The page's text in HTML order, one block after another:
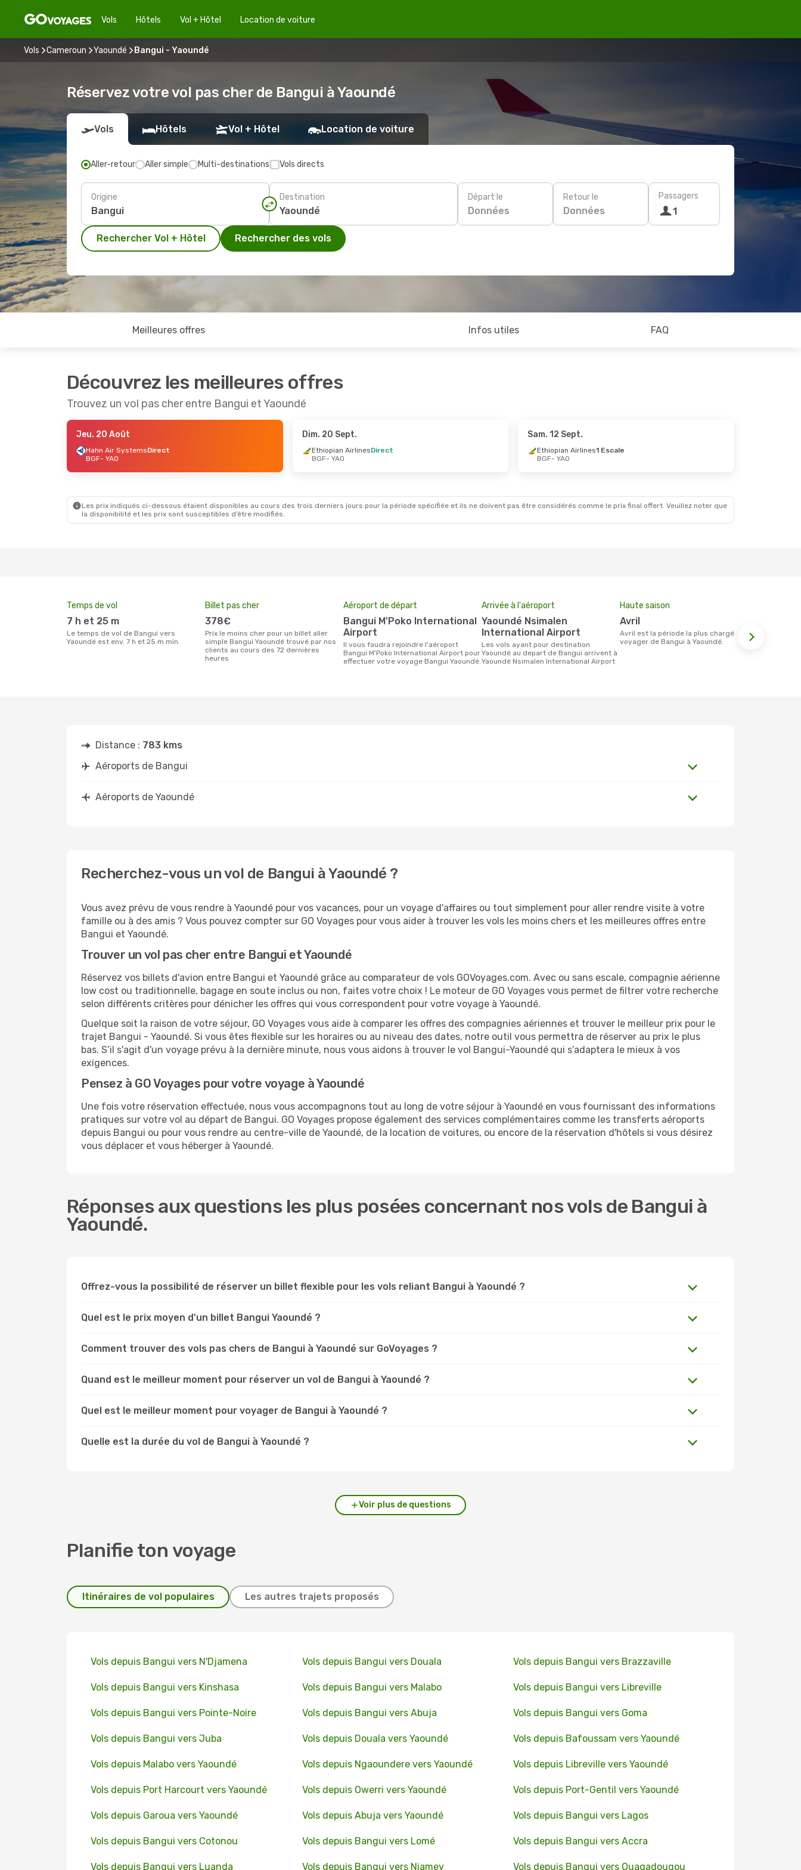
Vols Hôtels Vol + Hôtel Location de voiture
Vols Cameroun Yaoundé Bangui - Yaoundé
Réservez votre vol pas cher de Bangui à Yaoundé
Vols Hôtels Vol + Hôtel Location de voiture
Aller-retour Aller simple Multi-destinations Vols directs
Origine Destination Départ le
Données
Retour le
Données
Passagers
1
Rechercher Vol + Hôtel Rechercher des vols
Meilleures offres Infos utiles FAQ
Découvrez les meilleures offres
Trouvez un vol pas cher entre Bangui et Yaoundé
Jeu. 20 Août
Hahn Air SystemsDirect
BGF- YAO
Dim. 20 Sept.
Ethiopian AirlinesDirect
BGF- YAO
Sam. 12 Sept.
Ethiopian Airlines1 Escale
BGF- YAO
Les prix indiqués ci-dessous étaient disponibles au cours des trois derniers jours pour la période spécifiée et ils ne doivent pas être considérés comme le prix final offert. Veuillez noter que
la disponibilité et les prix sont susceptibles d’être modifiés.
Temps de vol
7 h et 25 m
Le temps de vol de Bangui vers
Yaoundé est env. 7 h et 25 m min.
Billet pas cher
378€
Prix le moins cher pour un billet aller
simple Bangui Yaoundé trouvé par nos
clients au cours des 72 dernières
heures
Aéroport de départ
Bangui M'Poko International
Airport
Il vous faudra rejoindre l'aéroport
Bangui M'Poko International Airport pour
effectuer votre voyage Bangui Yaoundé.
Arrivée à l'aéroport
Yaoundé Nsimalen
International Airport
Les vols ayant pour destination
Yaoundé au depart de Bangui arrivent à
Yaoundé Nsimalen International Airport
Haute saison
avril
avril est la période la plus chargée pour
voyager de Bangui à Yaoundé.
Distance : 783 kms
Aéroports de Bangui
Aéroports de Yaoundé
Recherchez-vous un vol de Bangui à Yaoundé ?
Vous avez prévu de vous rendre à Yaoundé pour vos vacances, pour un voyage d'affaires ou tout simplement pour aller rendre visite à votre
famille ou à des amis ? Vous pouvez compter sur GO Voyages pour vous aider à trouver les vols les moins chers et les meilleures offres entre
Bangui et Yaoundé.
Trouver un vol pas cher entre Bangui et Yaoundé
Réservez vos billets d'avion entre Bangui et Yaoundé grâce au comparateur de vols GOVoyages.com. Avec ou sans escale, compagnie aérienne
low cost ou traditionnelle, bagage en soute inclus ou non, faites votre choix ! Le moteur de GO Voyages vous permet de filtrer votre recherche
selon différents critères pour dénicher les offres qui vous correspondent pour votre voyage à Yaoundé.
Quelque soit la raison de votre séjour, GO Voyages vous aide à comparer les offres des compagnies aériennes et trouver le meilleur prix pour le
trajet Bangui - Yaoundé. Si vous êtes flexible sur les horaires ou au niveau des dates, notre outil vous permettra de réserver au prix le plus
bas. S’il s'agit d'un voyage prévu à la dernière minute, nous vous aidons à trouver le vol Bangui-Yaoundé qui s’adaptera le mieux à vos
exigences.
Pensez à GO Voyages pour votre voyage à Yaoundé
Une fois votre réservation effectuée, nous vous accompagnons tout au long de votre séjour à Yaoundé en vous fournissant des informations
pratiques sur votre vol au départ de Bangui. GO Voyages propose également des services complémentaires comme les transferts aéroports
depuis Bangui ou pour vous rendre au centre-ville de Yaoundé, de la location de voitures, ou encore de la réservation d'hôtels si vous désirez
vous déplacer et vous héberger à Yaoundé.
Réponses aux questions les plus posées concernant nos vols de Bangui à
Yaoundé.
Offrez-vous la possibilité de réserver un billet flexible pour les vols reliant Bangui à Yaoundé ?
Quel est le prix moyen d'un billet Bangui Yaoundé ?
Comment trouver des vols pas chers de Bangui à Yaoundé sur GoVoyages ?
Quand est le meilleur moment pour réserver un vol de Bangui à Yaoundé ?
Quel est le meilleur moment pour voyager de Bangui à Yaoundé ?
Quelle est la durée du vol de Bangui à Yaoundé ?
Voir plus de questions
Planifie ton voyage
Itinéraires de vol populaires Les autres trajets proposés
Vols depuis Bangui vers N'Djamena Vols depuis Bangui vers Douala Vols depuis Bangui vers Brazzaville
Vols depuis Bangui vers Kinshasa Vols depuis Bangui vers Malabo Vols depuis Bangui vers Libreville
Vols depuis Bangui vers Pointe-Noire Vols depuis Bangui vers Abuja Vols depuis Bangui vers Goma
Vols depuis Bangui vers Juba Vols depuis Douala vers Yaoundé Vols depuis Bafoussam vers Yaoundé
Vols depuis Malabo vers Yaoundé Vols depuis Ngaoundere vers Yaoundé Vols depuis Libreville vers Yaoundé
Vols depuis Port Harcourt vers Yaoundé Vols depuis Owerri vers Yaoundé Vols depuis Port-Gentil vers Yaoundé
Vols depuis Garoua vers Yaoundé Vols depuis Abuja vers Yaoundé Vols depuis Bangui vers Lagos
Vols depuis Bangui vers Cotonou Vols depuis Bangui vers Lomé Vols depuis Bangui vers Accra
Vols depuis Bangui vers Luanda Vols depuis Bangui vers Niamey Vols depuis Bangui vers Ouagadougou